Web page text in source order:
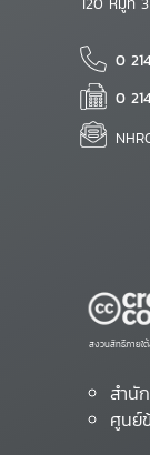
0
0
สงวนสิทธิ์ภาย
สำนั
ศูนย์